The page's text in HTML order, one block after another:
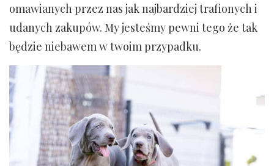
omawianych przez nas jak najbardziej trafionych i
udanych zakupów. My jesteśmy pewni tego że tak
będzie niebawem w twoim przypadku.